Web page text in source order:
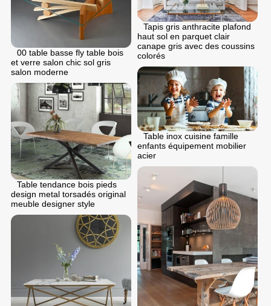
Tapis gris anthracite plafond
haut sol en parquet clair
canape gris avec des coussins
colorés
00 table basse fly table bois
et verre salon chic sol gris
salon moderne
Table inox cuisine famille
enfants équipement mobilier
acier
Table tendance bois pieds
design metal torsadés original
meuble designer style